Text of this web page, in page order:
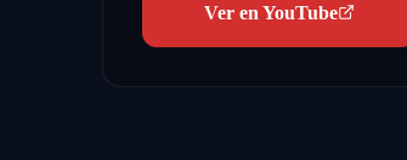
Ver en YouTube